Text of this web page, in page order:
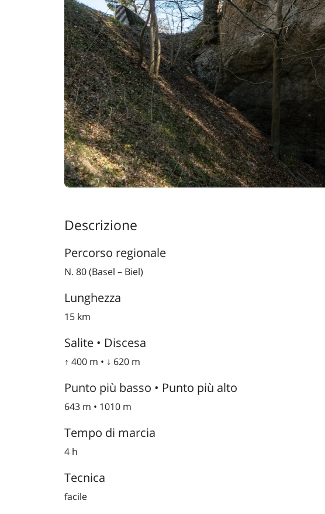
Descrizione
Percorso regionale
N. 80 (Basel – Biel)
Lunghezza
15 km
Salite • Discesa
↑ 400 m • ↓ 620 m
Punto più basso • Punto più alto
643 m • 1010 m
Tempo di marcia
4 h
Tecnica
facile